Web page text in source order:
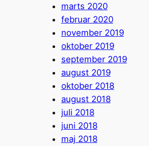
marts 2020
februar 2020
november 2019
oktober 2019
september 2019
august 2019
oktober 2018
august 2018
juli 2018
juni 2018
maj 2018